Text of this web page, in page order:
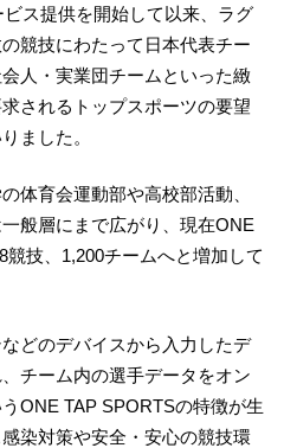
ス提供を開始して以来、ラグ
競技にわたって日本代表チー
人・実業団チームといった緻
されるトップスポーツの要望
ました。
体育会運動部や高校部活動、
般層にまで広がり、現在ONE
技、1,200チームへと増加して
どのデバイスから入力したデ
チーム内の選手データをオン
ONE TAP SPORTSの特徴が生
染対策や安全・安心の競技環